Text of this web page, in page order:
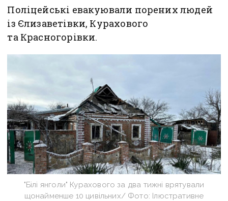
Поліцейські евакуювали порених людей
із Єлизаветівки, Курахового
та Красногорівки.
"Білі янголи" Курахового за два тижні врятували
щонайменше 10 цивільних/ Фото: Ілюстративне